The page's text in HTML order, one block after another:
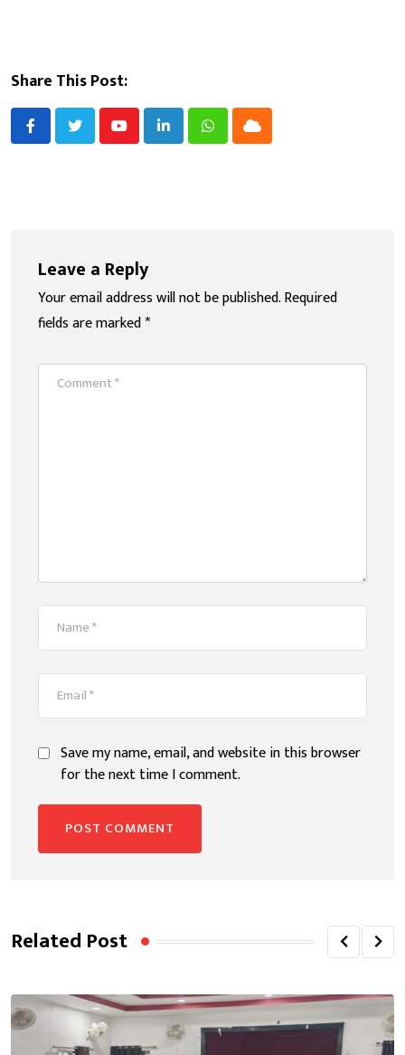
Share This Post:
YoutubeLinkedInWhatsappCloud
Leave a Reply
Your email address will not be published.Required
fields are marked*
Save my name, email, and website in this browser
for the next time I comment.
Related Post